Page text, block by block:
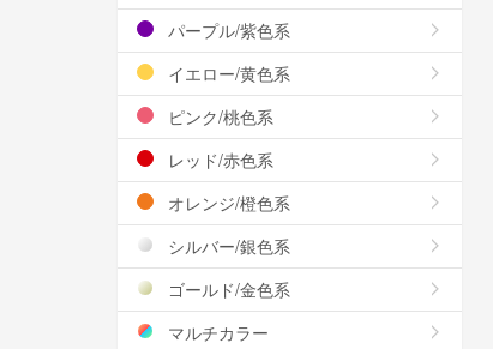
パープル/紫色系
イエロー/黄色系
ピンク/桃色系
レッド/赤色系
オレンジ/橙色系
シルバー/銀色系
ゴールド/金色系
マルチカラー